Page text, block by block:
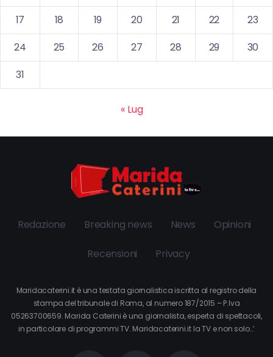
17
18 19 20 21 22
23
24
25 26 27 28 29
30
31
« Lug
Redazione Breaking news News Opinioni
Recensioni Privacy
Maridacaterini.it è una testata giornalistica iscritta al registro della
stampa del tribunale di Roma, al numero 187/2015 – P.Iva
05263700659. Marida Caterini è una giornalista, esperta di spettacoli,
in particolare di programmi TV. Maridacaterini.it la TV e non solo…’